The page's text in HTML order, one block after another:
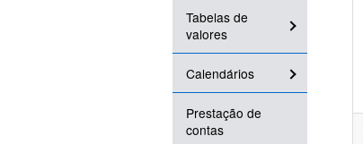
Tabelas de
valores
Calendários
Prestação de
contas